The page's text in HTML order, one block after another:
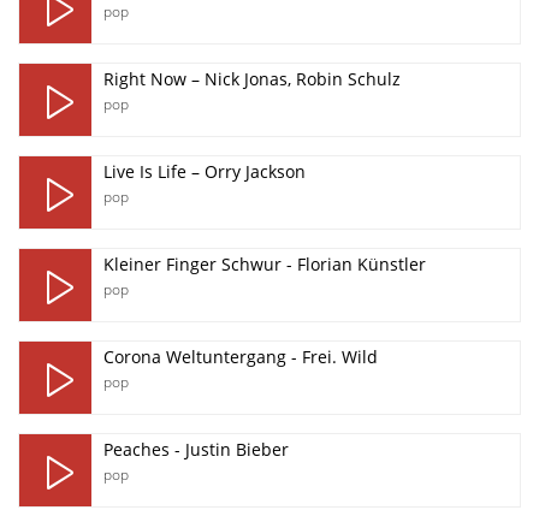
pop
Right Now – Nick Jonas, Robin Schulz
pop
Live Is Life – Orry Jackson
pop
Kleiner Finger Schwur - Florian Künstler
pop
Corona Weltuntergang - Frei. Wild
pop
Peaches - Justin Bieber
pop